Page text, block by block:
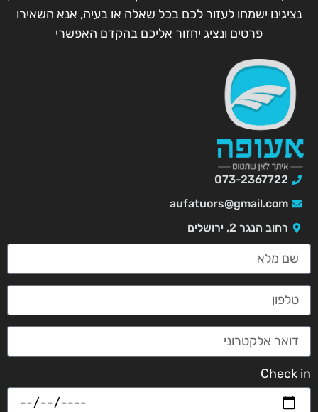
נציגינו ישמחו לעזור לכם בכל שאלה או בעיה, אנא השאירו
פרטים ונציג יחזור אליכם בהקדם האפשרי
073-2367722
aufatuors@gmail.com
רחוב הנגר 2, ירושלים
Check in